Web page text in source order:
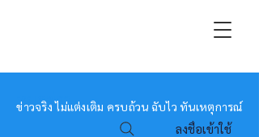
หมอข่าว
ข่าวจริง ไม่แต่งเติม ครบถ้วน ฉับไว ทันเหตุการณ์
ลงชื่อเข้าใช้